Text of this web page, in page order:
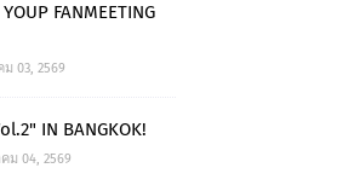
FANMEETING
03, 2569
IN BANGKOK!
ม 04, 2569